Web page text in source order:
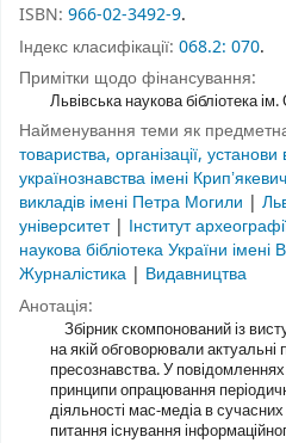
ISBN: 966-02-3492-9.
Індекс класифікації: 068.2: 070.
Примітки щодо фінансування:
Львівська наукова бібліотека
Найменування теми як
товариства, організації, установи
українознавства імені
викладів імені Петра Могили |
університет | Інститут
наукова бібліотека України
Журналістика | Видавництва
Анотація:
Збірник скомпонований із
на якій обговорювали актуальні
пресознавства. У
принципи опрацювання
діяльності мас-медіа в
питання існування